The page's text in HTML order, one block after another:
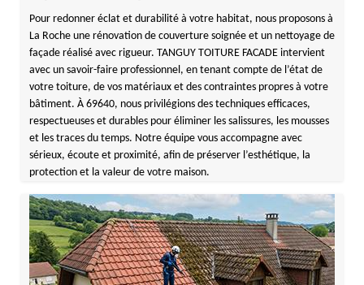
Pour redonner éclat et durabilité à votre habitat, nous proposons à
La Roche une rénovation de couverture soignée et un nettoyage de
façade réalisé avec rigueur. TANGUY TOITURE FACADE intervient
avec un savoir-faire professionnel, en tenant compte de l’état de
votre toiture, de vos matériaux et des contraintes propres à votre
bâtiment. À 69640, nous privilégions des techniques efficaces,
respectueuses et durables pour éliminer les salissures, les mousses
et les traces du temps. Notre équipe vous accompagne avec
sérieux, écoute et proximité, afin de préserver l’esthétique, la
protection et la valeur de votre maison.